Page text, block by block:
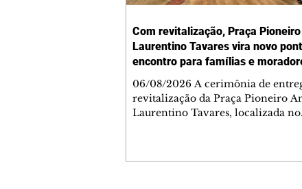
Com revitalização, Praça
Laurentino Tavares vira novo
encontro para famílias e
Jardim Liberdade
06/08/2026 A cerimônia de
revitalização da Praça Pioneiro
Laurentino Tavares, localizada no